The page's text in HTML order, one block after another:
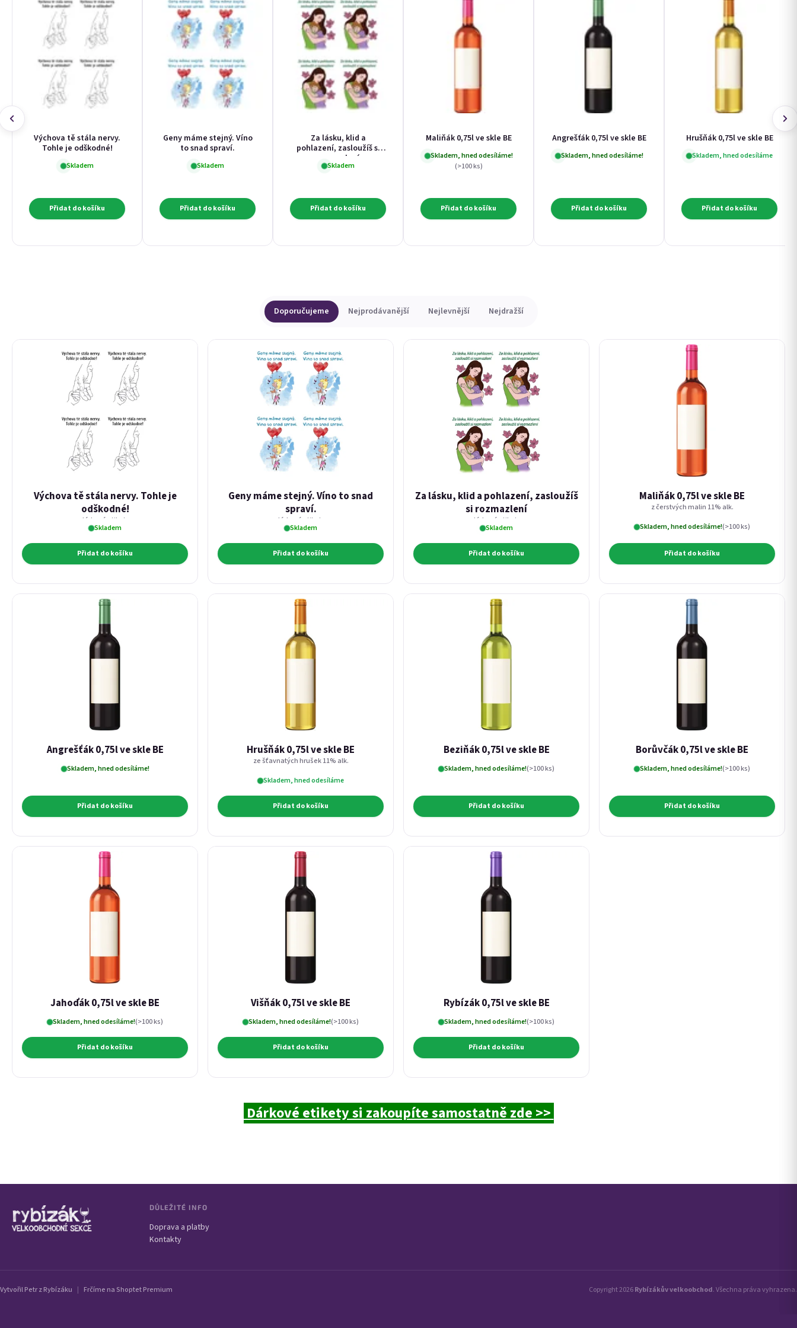
Výchova tě stála nervy.
Tohle je odškodné!
Skladem
Přidat do košíku
Geny máme stejný. Víno
to snad spraví.
Skladem
Přidat do košíku
Za lásku, klid a
pohlazení, zasloužíš si
rozmazlení
Skladem
Přidat do košíku
Maliňák 0,75l ve skle BE
Skladem, hned odesíláme!
(>100 ks)
Přidat do košíku
Angrešťák 0,75l ve skle BE
Skladem, hned odesíláme!
Přidat do košíku
Hrušňák 0,75l ve skle BE
Skladem, hned odesíláme
Přidat do košíku
Doporučujeme Nejprodávanější Nejlevnější Nejdražší
Výchova tě stála nervy. Tohle je
odškodné!
dárková etiketa
Skladem
Přidat do košíku
Geny máme stejný. Víno to snad
spraví.
dárková etiketa
Skladem
Přidat do košíku
Za lásku, klid a pohlazení, zasloužíš
si rozmazlení
dárková etiketa
Skladem
Přidat do košíku
Maliňák 0,75l ve skle BE
z čerstvých malin 11% alk.
Skladem, hned odesíláme!(>100 ks)
Přidat do košíku
Angrešťák 0,75l ve skle BE
Skladem, hned odesíláme!
Přidat do košíku
Hrušňák 0,75l ve skle BE
ze šťavnatých hrušek 11% alk.
Skladem, hned odesíláme
Přidat do košíku
Beziňák 0,75l ve skle BE
Skladem, hned odesíláme!(>100 ks)
Přidat do košíku
Borůvčák 0,75l ve skle BE
Skladem, hned odesíláme!(>100 ks)
Přidat do košíku
Jahoďák 0,75l ve skle BE
Skladem, hned odesíláme!(>100 ks)
Přidat do košíku
Višňák 0,75l ve skle BE
Skladem, hned odesíláme!(>100 ks)
Přidat do košíku
Rybízák 0,75l ve skle BE
Skladem, hned odesíláme!(>100 ks)
Přidat do košíku
Dárkové etikety si zakoupíte samostatně zde >>
Zápatí DŮLEŽITÉ INFO
Doprava a platby
Kontakty
Vytvořil Petr z Rybízáku | Frčíme na Shoptet Premium Copyright 2026Rybízákův velkoobchod. Všechna práva vyhrazena.